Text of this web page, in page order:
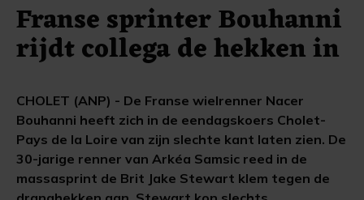
Franse sprinter Bouhanni
rijdt collega de hekken in
CHOLET (ANP) - De Franse wielrenner Nacer
Bouhanni heeft zich in de eendagskoers Cholet-
Pays de la Loire van zijn slechte kant laten zien. De
30-jarige renner van Arkéa Samsic reed in de
massasprint de Brit Jake Stewart klem tegen de